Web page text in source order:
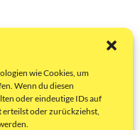
wie Cookies, um
Wenn du diesen
oder eindeutige IDs auf
erteilst oder zurückziehst,